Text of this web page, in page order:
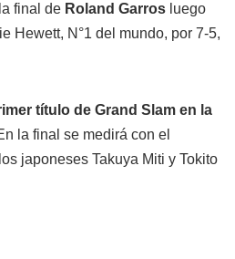
final de Roland Garros luego
Hewett, N°1 del mundo, por 7-5,
título de Grand Slam en la
la final se medirá con el
japoneses Takuya Miti y Tokito